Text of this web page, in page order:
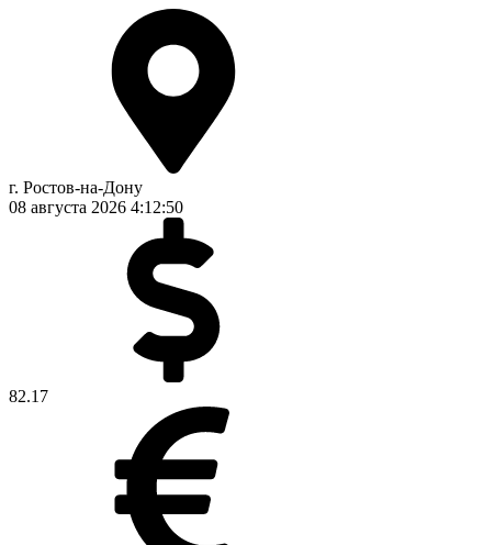
г. Ростов-на-Дону
08 августа 2026 4:12:51
82.17